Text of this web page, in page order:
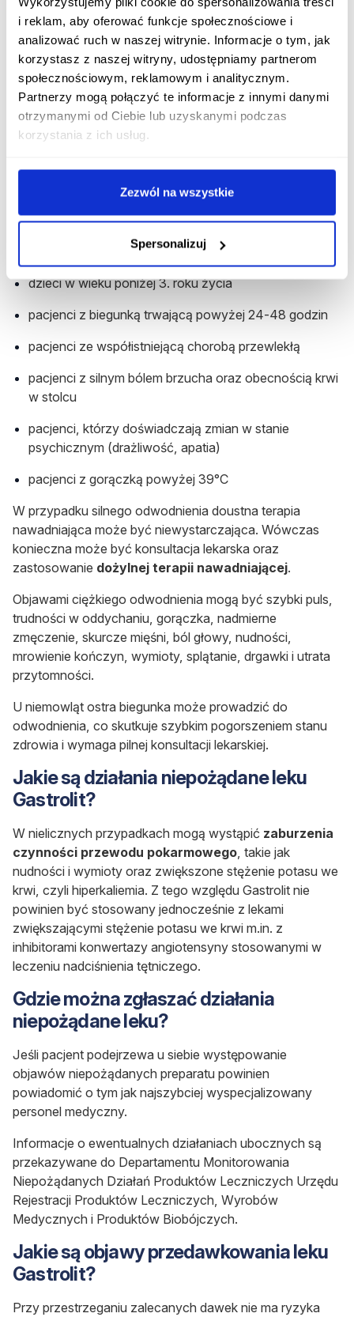
i reklam, aby oferować funkcje społecznościowe i
analizować ruch w naszej witrynie. Informacje o tym, jak
korzystasz z naszej witryny, udostępniamy partnerom
społecznościowym, reklamowym i analitycznym.
Partnerzy mogą połączyć te informacje z innymi danymi
otrzymanymi od Ciebie lub uzyskanymi podczas
korzystania z ich usług.
Zezwól na wszystkie
Spersonalizuj
Niemowlęta
konieczna jestkonsultacja lekarska, a do czasu
konsultacji można podać 10 ml roztworu na kilogram
masy ciała po każdym stolcu
w odwodnieniu w ciągu pierwszych 4-6 godzin
stosujemy 50-100 ml roztworu na kg mc., a po tym
okresie 10 ml roztworu na kg mc. po każdym
Kiedy konieczna jest konsultacja
lekarska?
Osoby wymagające niezwłocznej konsultacji lekarskiej to:
dzieci w wieku poniżej 3. roku życia
pacjenci z biegunką trwającą powyżej 24-48 godzin
pacjenci ze współistniejącą chorobą przewlekłą
pacjenci z silnym bólem brzucha oraz obecnością krwi
w stolcu
pacjenci, którzy doświadczają zmian w stanie
psychicznym (drażliwość, apatia)
pacjenci z gorączką powyżej 39°C
W przypadku silnego odwodnienia doustna terapia
nawadniająca może być niewystarczająca. Wówczas
konieczna może być konsultacja lekarska oraz
zastosowanie dożylnej terapii nawadniającej.
Objawami ciężkiego odwodnienia mogą być szybki puls,
trudności w oddychaniu, gorączka, nadmierne
zmęczenie, skurcze mięśni, ból głowy, nudności,
mrowienie kończyn, wymioty, splątanie, drgawki i utrata
przytomności.
U niemowląt ostra biegunka może prowadzić do
odwodnienia, co skutkuje szybkim pogorszeniem stanu
zdrowia i wymaga pilnej konsultacji lekarskiej.
Jakie są działania niepożądane leku
Gastrolit?
W nielicznych przypadkach mogą wystąpić zaburzenia
czynności przewodu pokarmowego , takie jak
nudności i wymioty oraz zwiększone stężenie potasu we
krwi, czyli hiperkaliemia. Z tego względu Gastrolit nie
powinien być stosowany jednocześnie z lekami
zwiększającymi stężenie potasu we krwi m.in. z
inhibitorami konwertazy angiotensyny stosowanymi w
leczeniu nadciśnienia tętniczego.
Gdzie można zgłaszać działania
niepożądane leku?
Jeśli pacjent podejrzewa u siebie występowanie
objawów niepożądanych preparatu powinien
powiadomić o tym jak najszybciej wyspecjalizowany
personel medyczny.
Informacje o ewentualnych działaniach ubocznych są
przekazywane do Departamentu Monitorowania
Niepożądanych Działań Produktów Leczniczych Urzędu
Rejestracji Produktów Leczniczych, Wyrobów
Medycznych i Produktów Biobójczych.
Jakie są objawy przedawkowania leku
Gastrolit?
Przy przestrzeganiu zalecanych dawek nie ma ryzyka